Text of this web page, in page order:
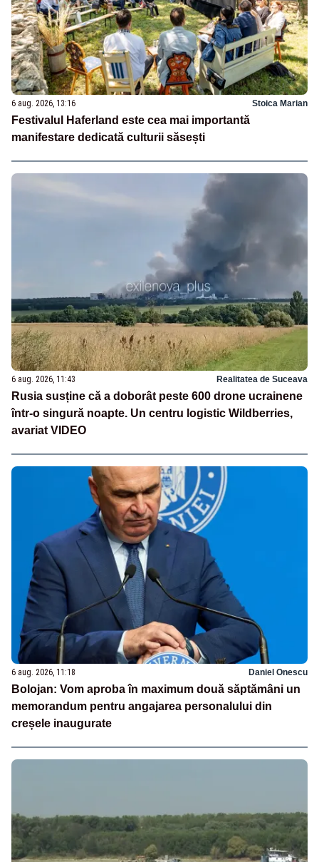
6 aug. 2026, 13:16 Stoica Marian
Festivalul Haferland este cea mai importantă
manifestare dedicată culturii săsești
6 aug. 2026, 11:43 Realitatea de Suceava
Rusia susține că a doborât peste 600 drone ucrainene
într-o singură noapte. Un centru logistic Wildberries,
avariat VIDEO
6 aug. 2026, 11:18 Daniel Onescu
Bolojan: Vom aproba în maximum două săptămâni un
memorandum pentru angajarea personalului din
creșele inaugurate